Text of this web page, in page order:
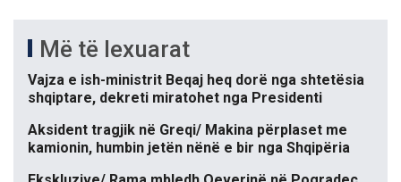
Më të lexuarat
Vajza e ish-ministrit Beqaj heq dorë nga shtetësia
shqiptare, dekreti miratohet nga Presidenti
Aksident tragjik në Greqi/ Makina përplaset me
kamionin, humbin jetën nënë e bir nga Shqipëria